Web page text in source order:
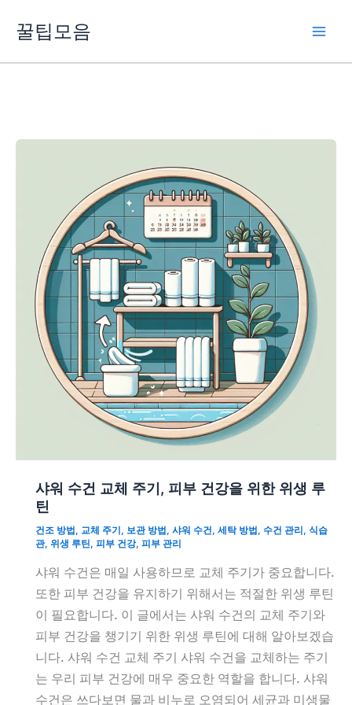
꿀팁모음
샤워 수건 교체 주기, 피부 건강을 위한 위생 루
틴
건조 방법 , 교체 주기 , 보관 방법 , 샤워 수건, 세탁 방법 , 수건 관리 , 식습
관, 위생 루틴, 피부 건강, 피부 관리
샤워 수건은 매일 사용하므로 교체 주기가 중요합니다.
또한 피부 건강을 유지하기 위해서는 적절한 위생 루틴
이 필요합니다. 이 글에서는 샤워 수건의 교체 주기와
피부 건강을 챙기기 위한 위생 루틴에 대해 알아보겠습
니다. 샤워 수건 교체 주기 샤워 수건을 교체하는 주기
는 우리 피부 건강에 매우 중요한 역할을 합니다. 샤워
수건은 쓰다보면 물과 비누로 오염되어 세균과 미생물